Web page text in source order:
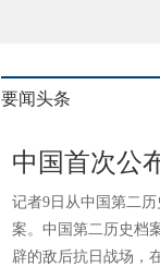
要闻头条
中国首次公
记者9日从中国第二
案。中国第二历史档
辟的敌后抗日战场，